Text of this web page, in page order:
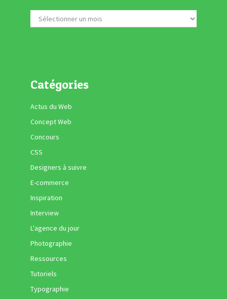
Catégories
Actus du Web
Concept Web
Concours
CSS
Designers à suivre
E-commerce
Inspiration
Interview
L'agence du jour
Photographie
Ressources
Tutoriels
Typographie